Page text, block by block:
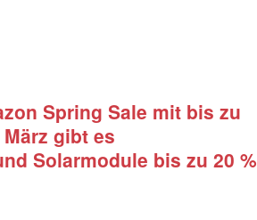
Spring Sale mit bis zu
gibt es
Solarmodule bis zu 20 %